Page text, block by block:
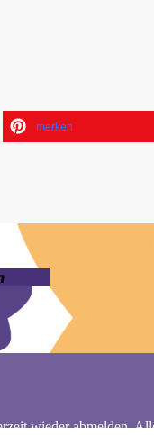
merken
wieder abmelden.